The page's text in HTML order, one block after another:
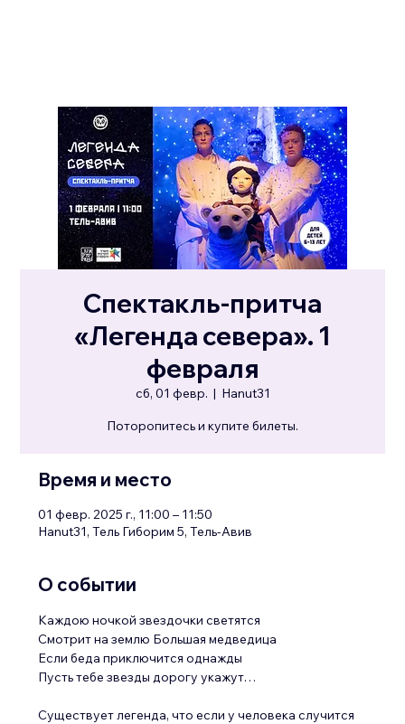
Спектакль-притча
«Легенда севера». 1
февраля
сб, 01 февр.
  |
Hanut31
Поторопитесь и купите билеты.
Время и место
01 февр. 2025 г., 11:00 – 11:50
Hanut31, Тель Гиборим 5, Тель-Авив
О событии
Каждою ночкой звездочки светятся
Смотрит на землю Большая медведица
Если беда приключится однажды
Пусть тебе звезды дорогу укажут…
Существует легенда, что если у человека случится